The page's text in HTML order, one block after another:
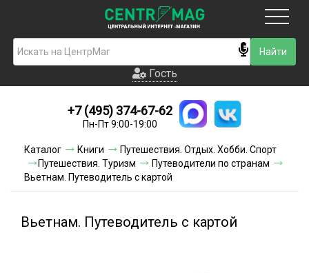
Гость
Новинки
Условия доставки
Условия оплаты
Гость
+7 (495) 374-67-62
Пн-Пт 9:00-19:00
Каталог Книги
Путешествия. Отдых. Хобби. Спорт
Путешествия. Туризм
Путеводители по странам
Вьетнам. Путеводитель с картой
Вьетнам. Путеводитель с картой